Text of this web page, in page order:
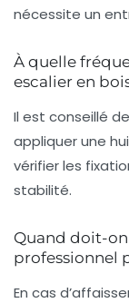
nécessite un
À quelle
escalier en
Il est conseillé
appliquer une
vérifier les
stabilité.
Quand doit-
professionnel
En cas